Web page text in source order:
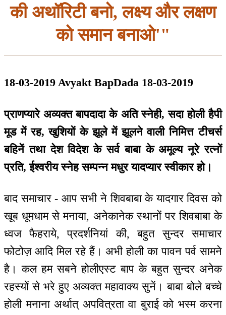
की अथॉरिटी बनो, लक्ष्य और लक्षण
को समान बनाओ'"
18-03-2019 Avyakt BapDada 18-03-2019
प्राणप्यारे अव्यक्त बापदादा के अति स्नेही, सदा होली हैपी
मूड में रह, खुशियों के झूले में झूलने वाली निमित्त टीचर्स
बहिनें तथा देश विदेश के सर्व बाबा के अमूल्य नूरे रत्नों
प्रति, ईश्वरीय स्नेह सम्पन्न मधुर यादप्यार स्वीकार हो।
बाद समाचार - आप सभी ने शिवबाबा के यादगार दिवस को
खूब धूमधाम से मनाया, अनेकानेक स्थानों पर शिवबाबा के
ध्वज फैहराये, प्रदर्शनियां की, बहुत सुन्दर समाचार
फोटोज़ आदि मिल रहे हैं। अभी होली का पावन पर्व सामने
है। कल हम सबने होलीएस्ट बाप के बहुत सुन्दर अनेक
रहस्यों से भरे हुए अव्यक्त महावाक्य सुनें। बाबा बोले बच्चे
होली मनाना अर्थात् अपवित्रता वा बुराई को भस्म करना